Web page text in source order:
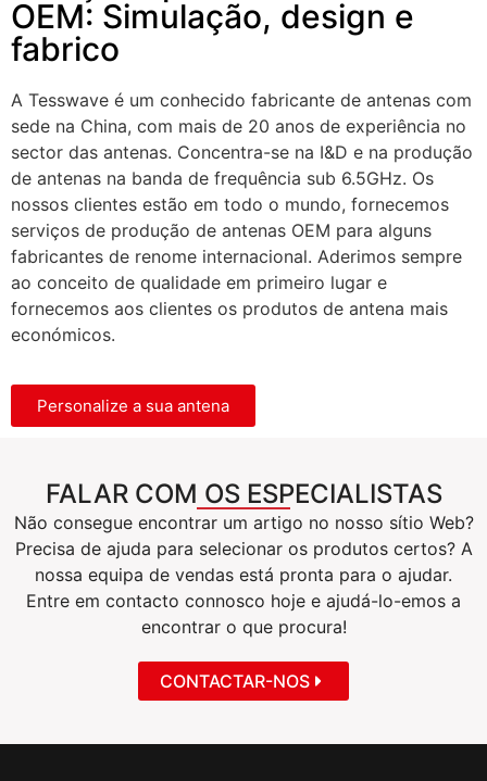
OEM: Simulação, design e
fabrico
A Tesswave é um conhecido fabricante de antenas com
sede na China, com mais de 20 anos de experiência no
sector das antenas. Concentra-se na I&D e na produção
de antenas na banda de frequência sub 6.5GHz. Os
nossos clientes estão em todo o mundo, fornecemos
serviços de produção de antenas OEM para alguns
fabricantes de renome internacional. Aderimos sempre
ao conceito de qualidade em primeiro lugar e
fornecemos aos clientes os produtos de antena mais
económicos.
Personalize a sua antena
FALAR COM OS ESPECIALISTAS
Não consegue encontrar um artigo no nosso sítio Web?
Precisa de ajuda para selecionar os produtos certos? A
nossa equipa de vendas está pronta para o ajudar.
Entre em contacto connosco hoje e ajudá-lo-emos a
encontrar o que procura!
CONTACTAR-NOS